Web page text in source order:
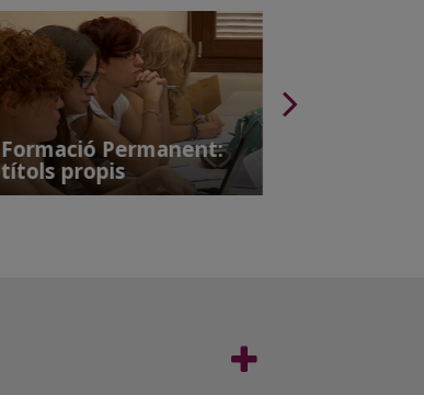
Formació Permanent:
títols propis